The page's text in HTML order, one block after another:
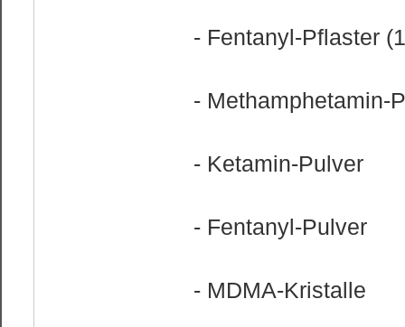
- Fentanyl-Pflaster
- Methamphetamin-
- Ketamin-Pulver
- Fentanyl-Pulver
- MDMA-Kristalle